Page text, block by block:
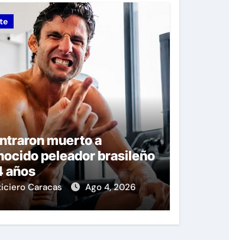
muerto a
peleador brasileño
años
Caracas Ago 4, 2026